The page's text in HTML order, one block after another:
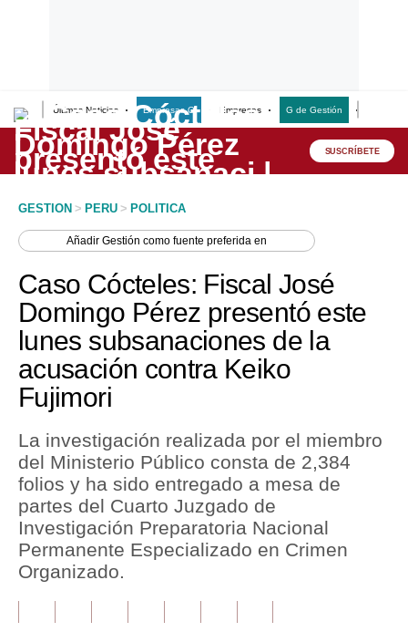
Últimas Noticias Empresas G Empresas G de Gestión
Lo último
Peru Quiosco
Economía
Mercados
Perú
Política
Tu Dinero
Finanzas Personales
Inmobiliarias
Plus G
Editorial
SUSCRÍBETE
GESTION > PERU > POLITICA
AñadirGestión como fuente preferida en
Caso Cócteles: Fiscal José
Domingo Pérez presentó este
lunes subsanaciones de la
acusación contra Keiko
Fujimori
La investigación realizada por el miembro
del Ministerio Público consta de 2,384
folios y ha sido entregado a mesa de
partes del Cuarto Juzgado de
Investigación Preparatoria Nacional
Permanente Especializado en Crimen
Organizado.